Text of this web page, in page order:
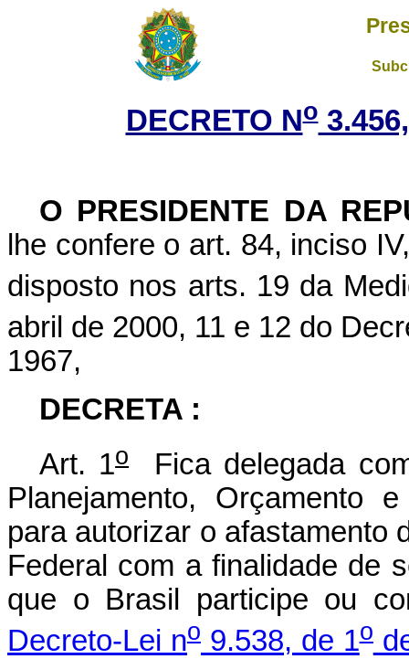
DECRETO No
O PRESIDENTE DA
lhe confere o art. 84, inciso
disposto nos arts. 19 da
abril de 2000, 11 e 12 do
1967,
DECRETA :
Art. 1oFica delegada
Planejamento, Orçamento
para autorizar o afastamento
Federal com a finalidade de
que o Brasil participe ou
Decreto-Lei no9.538, de 1o